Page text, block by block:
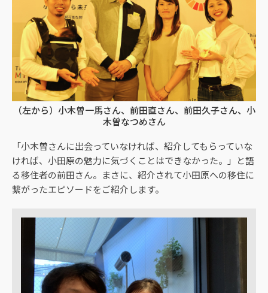
（左から）小木曽一馬さん、前田直さん、前田久子さん、小
木曽なつめさん
「小木曽さんに出会っていなければ、紹介してもらっていな
ければ、小田原の魅力に気づくことはできなかった。」と語
る移住者の前田さん。まさに、紹介されて小田原への移住に
繋がったエピソードをご紹介します。